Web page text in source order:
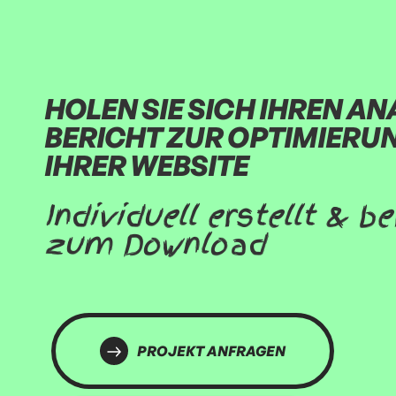
HOLEN SIE SICH IHREN
BERICHT ZUR
IHRER WEBSITE
Individuell erstellt &
zum Download
PROJEKT ANFRAGEN